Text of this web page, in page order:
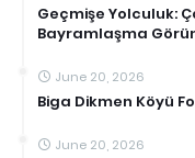
Geçmişe Yolculuk:
Bayramlaşma
June 20, 2026
Biga Dikmen Köyü
June 20, 2026